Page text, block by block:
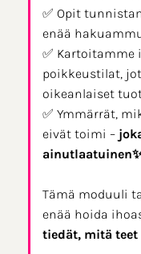
✅ Opit
enää
✅
poikkeustilat,
oikeanlaiset
✅ Ymmärrät,
eivät toimi –
Tämä moduuli
enää hoida
tiedät, mitä teet